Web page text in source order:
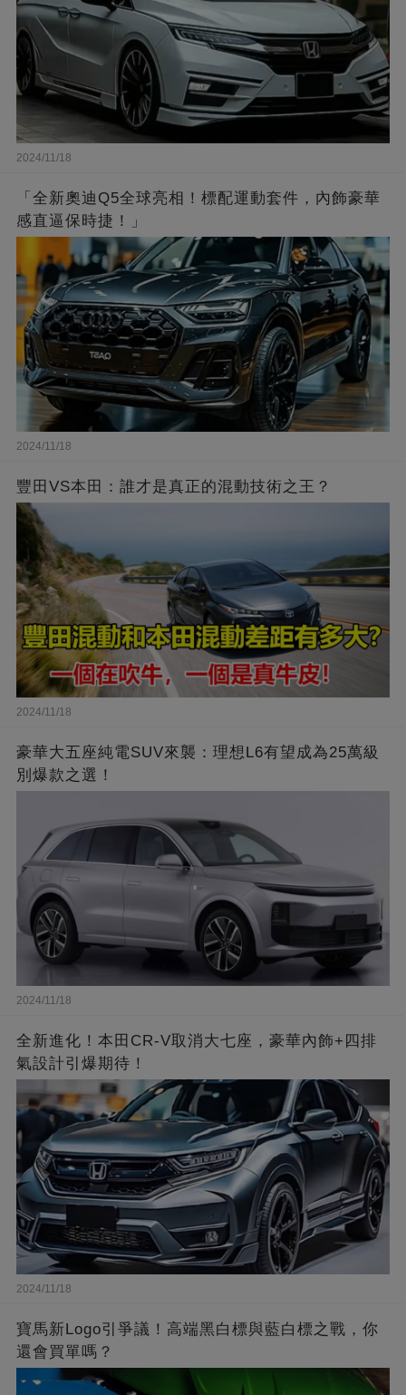
2024/11/18
「全新奧迪Q5全球亮相！標配運動套件，內飾豪華
感直逼保時捷！」
2024/11/18
豐田VS本田：誰才是真正的混動技術之王？
2024/11/18
豪華大五座純電SUV來襲：理想L6有望成為25萬級
別爆款之選！
2024/11/18
全新進化！本田CR-V取消大七座，豪華內飾+四排
氣設計引爆期待！
2024/11/18
寶馬新Logo引爭議！高端黑白標與藍白標之戰，你
還會買單嗎？